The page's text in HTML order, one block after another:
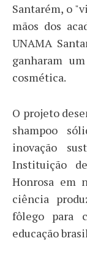
Santarém, o
mãos dos
UNAMA
ganharam
cosmética.
O projeto
shampoo
inovação
Instituição
Honrosa em
ciência
fôlego para
educação